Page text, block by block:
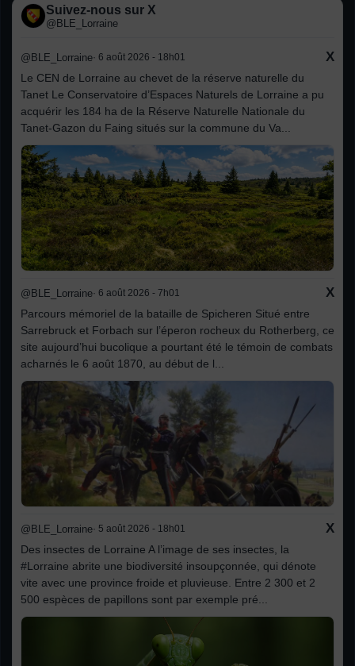
Suivez-nous sur X
@BLE_Lorraine
@BLE_Lorraine· 6 août 2026 - 18h01 X
Le CEN de Lorraine au chevet de la réserve naturelle du
Tanet Le Conservatoire d’Espaces Naturels de Lorraine a pu
acquérir les 184 ha de la Réserve Naturelle Nationale du
Tanet-Gazon du Faing situés sur la commune du Va...
@BLE_Lorraine· 6 août 2026 - 7h01 X
Parcours mémoriel de la bataille de Spicheren Situé entre
Sarrebruck et Forbach sur l’éperon rocheux du Rotherberg, ce
site aujourd’hui bucolique a pourtant été le témoin de combats
acharnés le 6 août 1870, au début de l...
@BLE_Lorraine· 5 août 2026 - 18h01 X
Des insectes de Lorraine A l’image de ses insectes, la
#Lorraine abrite une biodiversité insoupçonnée, qui dénote
vite avec une province froide et pluvieuse. Entre 2 300 et 2
500 espèces de papillons sont par exemple pré...